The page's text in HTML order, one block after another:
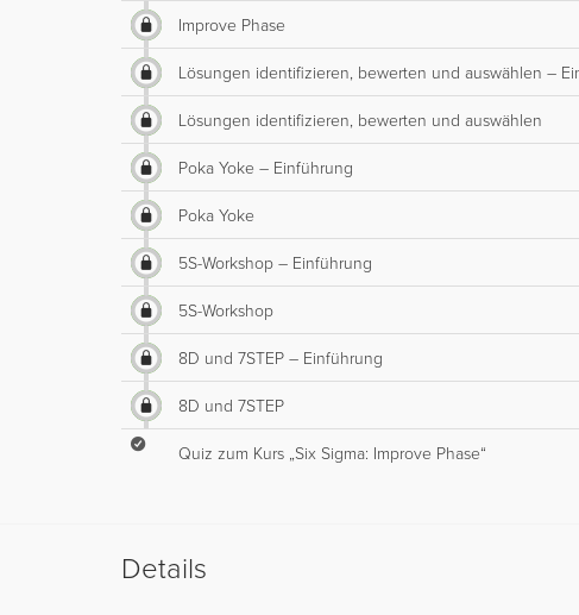
Improve Phase
Lösungen identifizieren, bewerten und auswählen –
Lösungen identifizieren, bewerten und auswählen
Poka Yoke – Einführung
Poka Yoke
5S-Workshop – Einführung
5S-Workshop
8D und 7STEP – Einführung
8D und 7STEP
Quiz zum Kurs „Six Sigma: Improve Phase“
Details